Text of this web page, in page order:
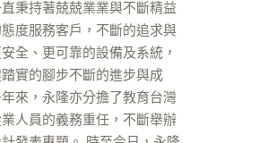
秉持著兢兢業業與不斷精益
度服務客戶，不斷的追求與
全、更可靠的設備及系統，
實的腳步不斷的進步與成
來，永隆亦分擔了教育台灣
人員的義務重任，不斷舉辦